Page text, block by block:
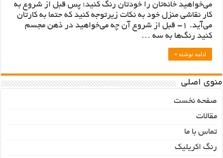
می‌خواهید خانه‌تان را خودتان رنگ کنید؛ پس قبل از شروع به
کار نقاشی منزل خود به نکات زیرتوجه کنید که حتما به کارتان
می‌آید. 1- قبل از شروع آن چه می‌خواهید در ذهن مجسم
کنید رنگ‌ها به سه …
ادامه نوشته »
منوی اصلی
صفحه نخست
مقالات
تماس با ما
رنگ اکریلیک